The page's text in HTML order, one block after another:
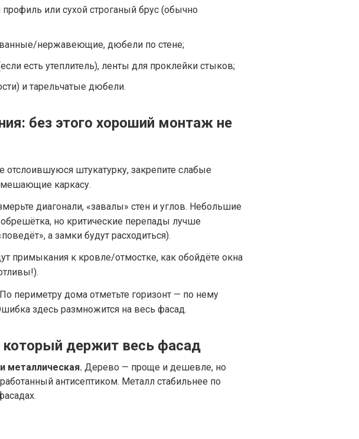
или сухой строганый брус (обычно
нержавеющие, дюбели по стене;
есть утеплитель), ленты для проклейки стыков;
и тарельчатые дюбели.
без этого хороший монтаж не
отслоившуюся штукатурку, закрепите слабые
мешающие каркасу.
диагонали, «завалы» стен и углов. Небольшие
но критические перепады лучше
а замки будут расходиться).
примыкания к кровле/отмостке, как обойдёте окна
По периметру дома отметьте горизонт — по нему
здесь размножится на весь фасад.
держит весь фасад
металлическая. Дерево — проще и дешевле, но
антисептиком. Металл стабильнее по